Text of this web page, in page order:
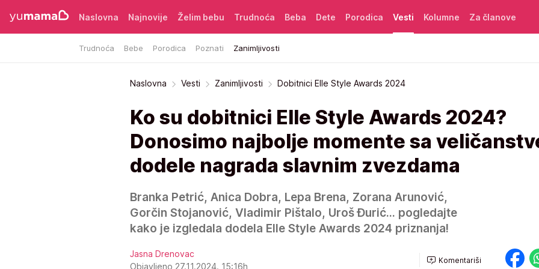
Naslovna Najnovije Želim bebu Trudnoća Beba Dete Porodica Vesti
Trudnoća Bebe Porodica Poznati Zanimljivosti
Kolumne Za članove
Naslovna Vesti Zanimljivosti Dobitnici Elle Style Awards 2024
Ko su dobitnici Elle Style Awards 2024?
Donosimo najbolje momente sa
dodele nagrada slavnim zvezdama
Branka Petrić, Anica Dobra, Lepa Brena, Zorana Arunović,
Gorčin Stojanović, Vladimir Pištalo, Uroš Đurić... pogledajte
kako je izgledala dodela Elle Style Awards 2024 priznanja!
Jasna Drenovac
Objavljeno 27.11.2024. 15:16h
Komentariši